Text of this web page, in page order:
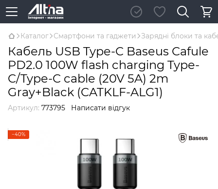
Каталог Смартфони та гаджети Зарядні блоки та
Кабель USB Type-C Baseus Cafule
PD2.0 100W flash charging Type-
C/Type-C cable (20V 5A) 2m
Gray+Black (CATKLF-ALG1)
Артикул: 773795 Написати відгук
−40%